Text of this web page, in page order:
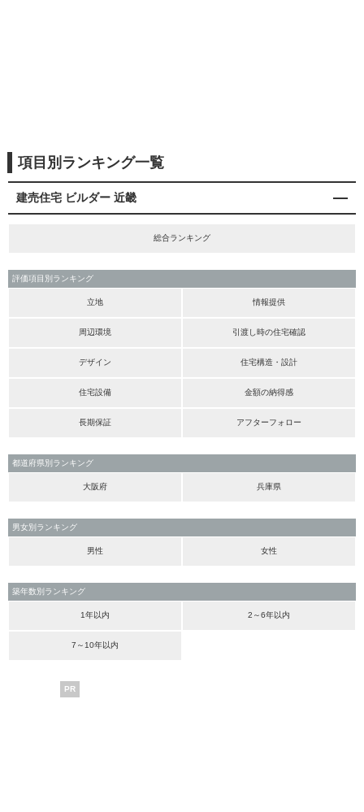
項目別ランキング一覧
建売住宅 ビルダー 近畿
総合ランキング
評価項目別ランキング
立地 情報提供
周辺環境 引渡し時の住宅確認
デザイン 住宅構造・設計
住宅設備 金額の納得感
長期保証 アフターフォロー
都道府県別ランキング
大阪府 兵庫県
男女別ランキング
男性 女性
築年数別ランキング
1年以内 2～6年以内
7～10年以内
PR